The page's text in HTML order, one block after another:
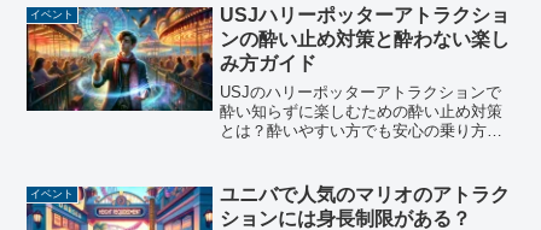
と、訪れるべき理由を深掘りしてご紹介
します。コナンや...
イベント
USJハリーポッターアトラクショ
ンの酔い止め対策と酔わない楽し
み方ガイド
USJのハリーポッターアトラクションで
酔い知らずに楽しむための酔い止め対策
とは？酔いやすい方でも安心の乗り方
イベント
ユニバで人気のマリオのアトラク
ションには身長制限がある？